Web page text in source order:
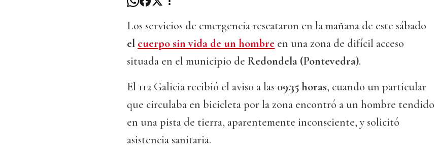
Los servicios de emergencia rescataron en la mañana de este sábado
el cuerpo sin vida de un hombre en una zona de difícil acceso
situada en el municipio de Redondela (Pontevedra).
El 112 Galicia recibió el aviso a las 09.35 horas, cuando un particular
que circulaba en bicicleta por la zona encontró a un hombre tendido
en una pista de tierra, aparentemente inconsciente, y solicitó
asistencia sanitaria.